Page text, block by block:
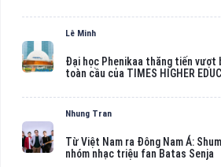
Lê Minh
Đại học Phenikaa thăng tiến vượt
toàn cầu của TIMES HIGHER
Nhung Tran
Từ Việt Nam ra Đông Nam Á:
nhóm nhạc triệu fan Batas Senja